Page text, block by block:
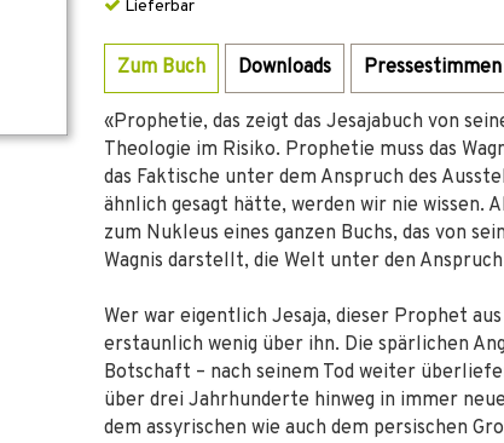
Lieferbar
Zum Buch Downloads Pressestimmen
«Prophetie, das zeigt das Jesajabuch von
Theologie im Risiko. Prophetie muss das
das Faktische unter dem Anspruch des
ähnlich gesagt hätte, werden wir nie wissen.
zum Nukleus eines ganzen Buchs, das von
Wagnis darstellt, die Welt unter den
Wer war eigentlich Jesaja, dieser Prophet
erstaunlich wenig über ihn. Die spärlichen
Botschaft – nach seinem Tod weiter
über drei Jahrhunderte hinweg in immer
dem assyrischen wie auch dem persischen